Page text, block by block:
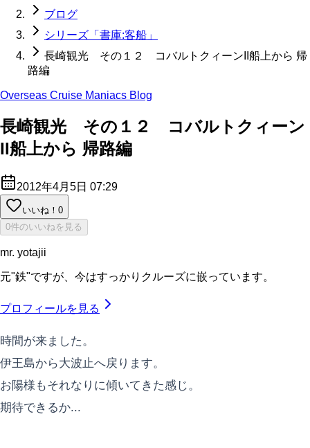
ブログ
シリーズ「書庫:客船」
長崎観光 その１２ コバルトクィーンII船上から 帰
路編
Overseas Cruise Maniacs Blog
長崎観光 その１２ コバルトクィーン
II船上から 帰路編
2012年4月5日 07:29
いいね！ 0
0件のいいねを見る
mr. yotajii
元"鉄"ですが、今はすっかりクルーズに嵌っています。
プロフィールを見る
時間が来ました。
伊王島から大波止へ戻ります。
お陽様もそれなりに傾いてきた感じ。
期待できるか...